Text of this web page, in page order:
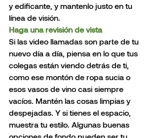
y edificante, y mantenlo justo en tu
línea de visión.
Haga una revisión de vista
Si las video llamadas son parte de tu
nuevo día a día, piensa en lo que tus
colegas están viendo detrás de ti,
como ese montón de ropa sucia o
esos vasos de vino casi siempre
vacíos. Mantén las cosas limpias y
despejadas. Y si tienes el espacio,
muestra tu estilo. Algunas buenas